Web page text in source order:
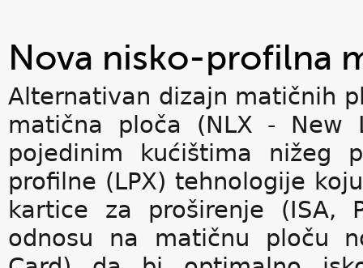
Nova nisko-profilna
Alternativan dizajn matičnih
matična ploča (NLX - New
pojedinim kućištima nižeg
profilne (LPX) tehnologije
kartice za proširenje (ISA,
odnosu na matičnu ploču